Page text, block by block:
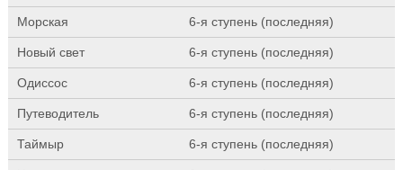
Морская 6-я ступень (последняя)
Новый свет 6-я ступень (последняя)
Одиссос 6-я ступень (последняя)
Путеводитель 6-я ступень (последняя)
Таймыр 6-я ступень (последняя)